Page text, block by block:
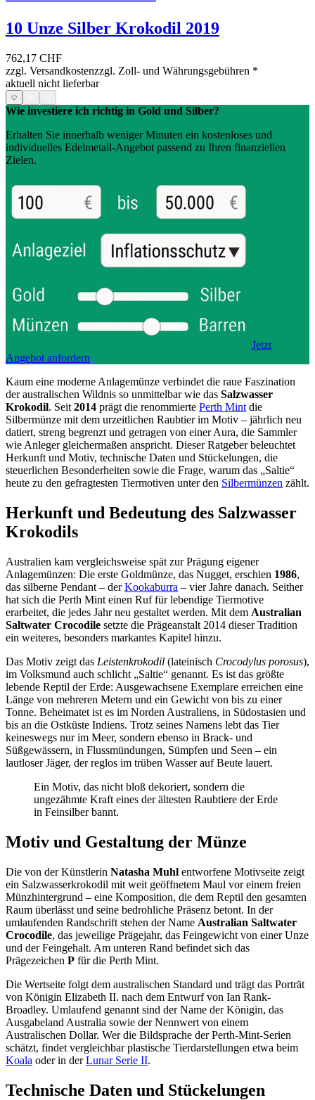
10 Unze Silber Krokodil 2019
762,17 CHF
zzgl. Versandkostenzzgl. Zoll- und Währungsgebühren *
aktuell nicht lieferbar
Wie investiere ich richtig in Gold und Silber?
Erhalten Sie innerhalb weniger Minuten ein kostenloses und
individuelles Edelmetall-Angebot passend zu Ihren finanziellen
Zielen.
Jetzt
Angebot anfordern
Kaum eine moderne Anlagemünze verbindet die raue Faszination
der australischen Wildnis so unmittelbar wie das Salzwasser
Krokodil. Seit 2014 prägt die renommierte Perth Mint die
Silbermünze mit dem urzeitlichen Raubtier im Motiv – jährlich neu
datiert, streng begrenzt und getragen von einer Aura, die Sammler
wie Anleger gleichermaßen anspricht. Dieser Ratgeber beleuchtet
Herkunft und Motiv, technische Daten und Stückelungen, die
steuerlichen Besonderheiten sowie die Frage, warum das „Saltie“
heute zu den gefragtesten Tiermotiven unter den Silbermünzen zählt.
Herkunft und Bedeutung des Salzwasser
Krokodils
Australien kam vergleichsweise spät zur Prägung eigener
Anlagemünzen: Die erste Goldmünze, das Nugget, erschien 1986,
das silberne Pendant – derKookaburra – vier Jahre danach. Seither
hat sich die Perth Mint einen Ruf für lebendige Tiermotive
erarbeitet, die jedes Jahr neu gestaltet werden. Mit dem Australian
Saltwater Crocodile setzte die Prägeanstalt 2014 dieser Tradition
ein weiteres, besonders markantes Kapitel hinzu.
Das Motiv zeigt das Leistenkrokodil (lateinisch Crocodylus porosus),
im Volksmund auch schlicht „Saltie“ genannt. Es ist das größte
lebende Reptil der Erde: Ausgewachsene Exemplare erreichen eine
Länge von mehreren Metern und ein Gewicht von bis zu einer
Tonne. Beheimatet ist es im Norden Australiens, in Südostasien und
bis an die Ostküste Indiens. Trotz seines Namens lebt das Tier
keineswegs nur im Meer, sondern ebenso in Brack- und
Süßgewässern, in Flussmündungen, Sümpfen und Seen – ein
lautloser Jäger, der reglos im trüben Wasser auf Beute lauert.
Ein Motiv, das nicht bloß dekoriert, sondern die
ungezähmte Kraft eines der ältesten Raubtiere der Erde
in Feinsilber bannt.
Motiv und Gestaltung der Münze
Die von der Künstlerin Natasha Muhl entworfene Motivseite zeigt
ein Salzwasserkrokodil mit weit geöffnetem Maul vor einem freien
Münzhintergrund – eine Komposition, die dem Reptil den gesamten
Raum überlässt und seine bedrohliche Präsenz betont. In der
umlaufenden Randschrift stehen der Name Australian Saltwater
Crocodile, das jeweilige Prägejahr, das Feingewicht von einer Unze
und der Feingehalt. Am unteren Rand befindet sich das
Prägezeichen P für die Perth Mint.
Die Wertseite folgt dem australischen Standard und trägt das Porträt
von Königin Elizabeth II. nach dem Entwurf von Ian Rank-
Broadley. Umlaufend genannt sind der Name der Königin, das
Ausgabeland Australia sowie der Nennwert von einem
Australischen Dollar. Wer die Bildsprache der Perth-Mint-Serien
schätzt, findet vergleichbar plastische Tierdarstellungen etwa beim
Koala oder in derLunar Serie II.
Technische Daten und Stückelungen